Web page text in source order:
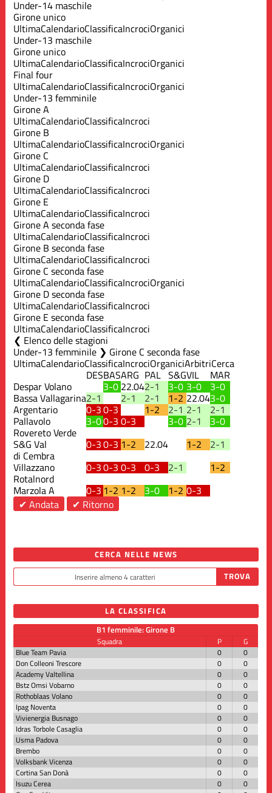
Under-14 maschile
Girone unico
UltimaCalendarioClassificaIncrociOrganici
Under-13 maschile
Girone unico
UltimaCalendarioClassificaIncrociOrganici
Final four
UltimaCalendarioClassificaIncrociOrganici
Under-13 femminile
Girone A
UltimaCalendarioClassificaIncroci
Girone B
UltimaCalendarioClassificaIncrociOrganici
Girone C
UltimaCalendarioClassificaIncroci
Girone D
UltimaCalendarioClassificaIncroci
Girone E
UltimaCalendarioClassificaIncroci
Girone A seconda fase
UltimaCalendarioClassificaIncroci
Girone B seconda fase
UltimaCalendarioClassificaIncroci
Girone C seconda fase
UltimaCalendarioClassificaIncrociOrganici
Girone D seconda fase
UltimaCalendarioClassificaIncroci
Girone E seconda fase
UltimaCalendarioClassificaIncroci
Elenco delle stagioni
Under-13 femminile ❯ Girone C seconda fase
UltimaCalendarioClassificaIncrociOrganiciArbitriCerca
DESBASARG PAL S&GVIL MAR
Despar Volano 3-0 22.042-1 3-0 3-0 3-0
Bassa Vallagarina2-1 2-1 2-1 1-2 22.043-0
Argentario 0-30-3 1-2 2-1 2-1 2-1
Pallavolo
Rovereto Verde
3-00-3 0-3 3-0 2-1
3-0
S&G Val
di Cembra
0-30-3 1-2 22.04 1-2
2-1
Villazzano
Rotalnord
0-30-3 0-3 0-3 2-1
1-2
Marzola A
0-3 1-2 1-2 3-0 1-2 0-3
✔ Andata
✔ Ritorno
CERCA NELLE NEWS
LA CLASSIFICA
B1 femminile: Girone B
Squadra P
G
Blue Team Pavia
0
0
Don Colleoni Trescore
0
0
Academy Valtellina
0
0
Bstz Omsi Vobarno
0
0
Rothoblaas Volano
0
0
Ipag Noventa
0
0
Vivienergia Busnago
0
0
Idras Torbole Casaglia
0
0
Usma Padova
0
0
Brembo
0
0
Volksbank Vicenza
0
0
Cortina San Donà
0
0
Isuzu Cerea
0
0